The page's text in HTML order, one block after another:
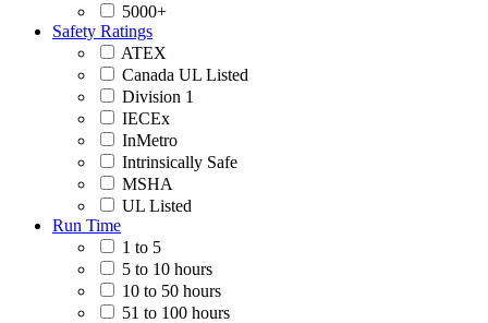
5000+
Safety Ratings
ATEX
Canada UL Listed
Division 1
IECEx
InMetro
Intrinsically Safe
MSHA
UL Listed
Run Time
1 to 5
5 to 10 hours
10 to 50 hours
51 to 100 hours